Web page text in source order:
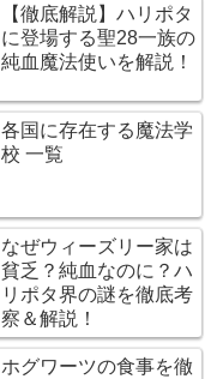
【徹底解説】ハリポタ
に登場する聖28一族の
純血魔法使いを解説！
各国に存在する魔法学
校 一覧
なぜウィーズリー家は
貧乏？純血なのに？ハ
リポタ界の謎を徹底考
察＆解説！
ホグワーツの食事を徹